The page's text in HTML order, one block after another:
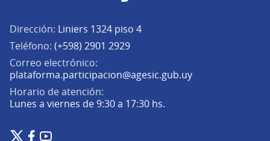
Dirección: Liniers 1324 piso 4
Teléfono: (+598) 2901 2929
Correo electrónico:
plataforma.participacion@agesic.gub.uy(Abrir en una
Horario de atención:
Lunes a viernes de 9:30 a 17:30 hs.
Plataforma de Participación Ciudadana Digital en X
Plataforma de Participación Ciudadana Digital en Facebook
Plataforma de Participación Ciudadana Digital en